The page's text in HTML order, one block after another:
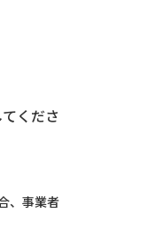
くださ
、事業者